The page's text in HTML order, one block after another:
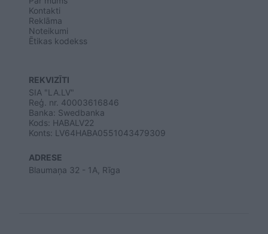
Kontakti
Reklāma
Noteikumi
Ētikas kodekss
REKVIZĪTI
SIA "LA.LV"
Reģ. nr. 40003616846
Banka: Swedbanka
Kods: HABALV22
Konts: LV64HABA0551043479309
ADRESE
Blaumaņa 32 - 1A, Rīga